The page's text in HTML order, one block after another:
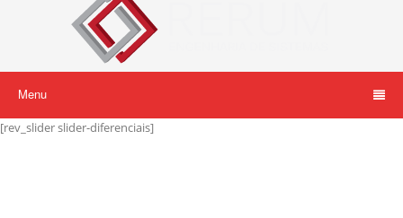
Menu
[rev_slider slider-diferenciais]